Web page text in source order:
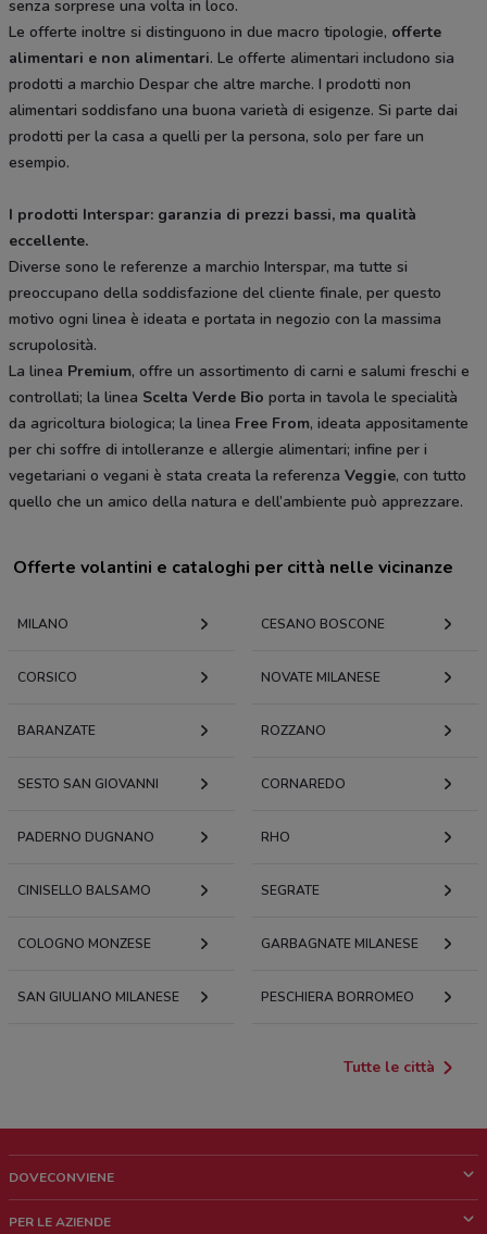
senza sorprese una volta in loco.
Le offerte inoltre si distinguono in due macro tipologie, offerte
alimentari e non alimentari. Le offerte alimentari includono sia
prodotti a marchio Despar che altre marche. I prodotti non
alimentari soddisfano una buona varietà di esigenze. Si parte dai
prodotti per la casa a quelli per la persona, solo per fare un
esempio.
I prodotti Interspar: garanzia di prezzi bassi, ma qualità
eccellente.
Diverse sono le referenze a marchio Interspar, ma tutte si
preoccupano della soddisfazione del cliente finale, per questo
motivo ogni linea è ideata e portata in negozio con la massima
scrupolosità.
La linea Premium, offre un assortimento di carni e salumi freschi e
controllati; la linea Scelta Verde Bio porta in tavola le specialità
da agricoltura biologica; la linea Free From, ideata appositamente
per chi soffre di intolleranze e allergie alimentari; infine per i
vegetariani o vegani è stata creata la referenza Veggie, con tutto
quello che un amico della natura e dell’ambiente può apprezzare.
Offerte volantini e cataloghi per città nelle vicinanze
MILANO CESANO BOSCONE
CORSICO NOVATE MILANESE
BARANZATE ROZZANO
SESTO SAN GIOVANNI CORNAREDO
PADERNO DUGNANO RHO
CINISELLO BALSAMO SEGRATE
COLOGNO MONZESE GARBAGNATE MILANESE
SAN GIULIANO MILANESE PESCHIERA BORROMEO
Tutte le città
DOVECONVIENE
PER LE AZIENDE